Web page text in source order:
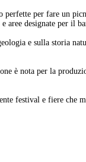
per fare un
aree designate per il
e sulla storia
è nota per la
festival e fiere